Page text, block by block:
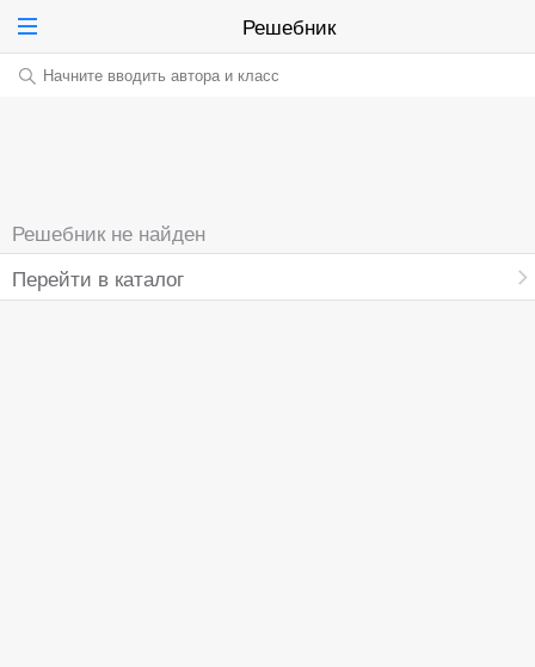
Решебник
Начните вводить автора и класс
Решебник не найден
Перейти в каталог